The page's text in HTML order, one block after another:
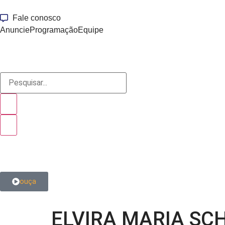
Fale conosco
AnuncieProgramaçãoEquipe
ouça
ELVIRA MARIA